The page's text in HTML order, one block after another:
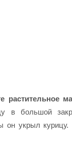
в большой
он укрыл